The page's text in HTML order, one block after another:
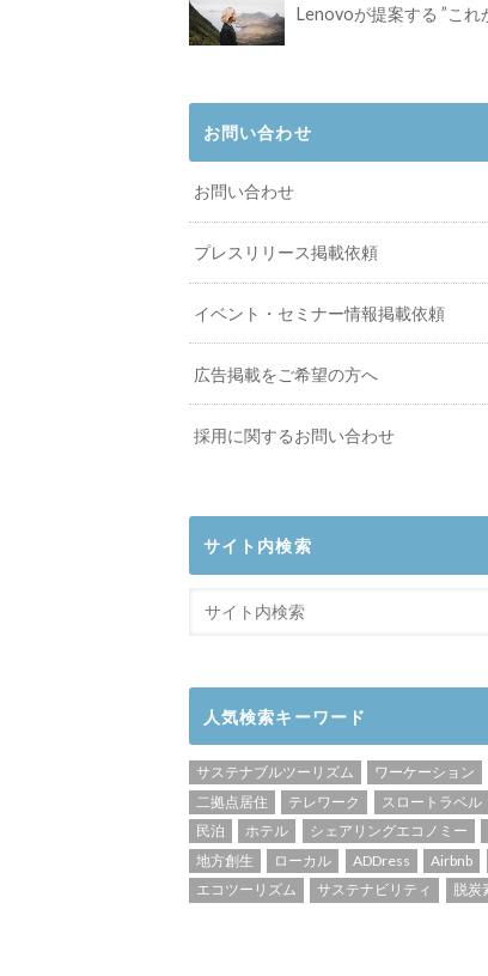
Lenovoが提案する ”これ
お問い合わせ
お問い合わせ
プレスリリース掲載依頼
イベント・セミナー情報掲載依頼
広告掲載をご希望の方へ
採用に関するお問い合わせ
サイト内検索
人気検索キーワード
サステナブルツーリズム ワーケーション
二拠点居住
テレワーク スロートラベル
民泊
ホテル シェアリングエコノミー
地方創生
ローカル ADDress Airbnb
エコツーリズム
サステナビリティ 脱炭